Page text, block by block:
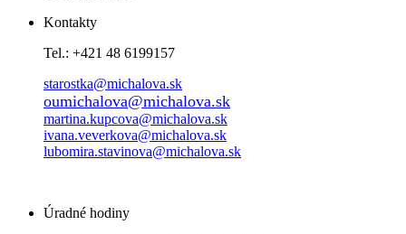
Kontakty
Tel.: +421 48 6199157
starostka@michalova.sk
oumichalova@michalova.sk
martina.kupcova@michalova.sk
ivana.veverkova@michalova.sk
lubomira.stavinova@michalova.sk
Úradné hodiny